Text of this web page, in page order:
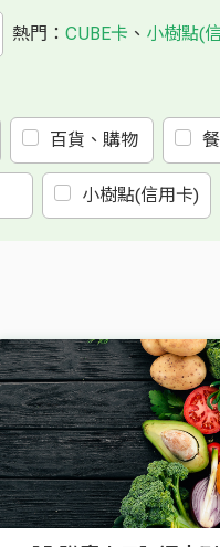
熱門： CUBE卡 、 小樹點(
百貨、購物
小樹點(信用卡)